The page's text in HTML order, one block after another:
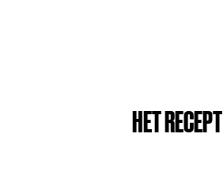
HET RECEPT